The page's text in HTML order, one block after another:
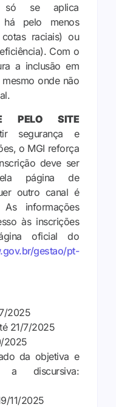
só se aplica
há pelo menos
raciais) ou
Com o
a inclusão em
onde não
PELO SITE
segurança e
o MGI reforça
deve ser
página de
outro canal é
informações
às inscrições
oficial do
gestao/pt-
2025
21/7/2025
2025
da objetiva e
a discursiva:
11/2025